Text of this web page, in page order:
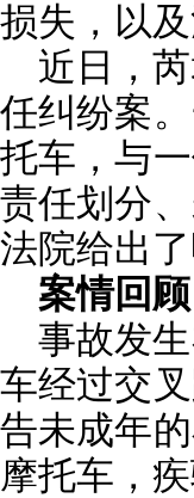
损失，以
近日，
任纠纷案
托车，与
责任划分
法院给出了
案情回顾
事故发
车经过交
告未成年
摩托车，